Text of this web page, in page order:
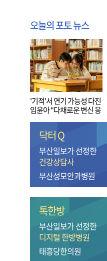
오늘의 포토 뉴스
'기적'서 연기 가능성 다진
임윤아 “다채로운 변신 응
닥터 Q
부산일보가 선정한
건강상담사
부산성모안과병원
톡한방
부산일보가 선정한
디지털 한방병원
태흥당한의원